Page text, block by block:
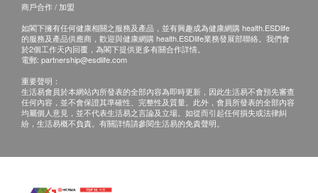
商戶合作 / 加盟
如閣下擁有任何健康相關之服務及產品，並有興趣成為健康網購 health.ESDlife
的服務及產品供應商，歡迎與健康網購 health.ESDlife業務發展部聯絡。我們會
於2個工作天內回覆，為閣下提供更多有關合作詳情。
電郵: partnership@esdlife.com
重要聲明：
生活易會員於本網站內所發表的全部內容為即時更新，因此生活易不會預先審查
任何內容，並不會保證其準確性、完整性及質量。此外，會員所發表的全部內容
均屬個人意見，並不代表生活易之言論及立場。如從而引起任何損失或法律糾
紛，生活易概不負責。有關詳情請參閱生活易的免責聲明。